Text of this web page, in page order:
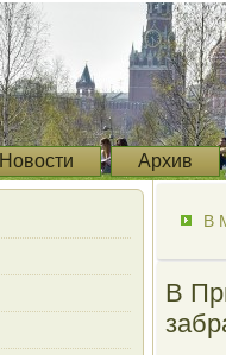
Новости Архив
В
В